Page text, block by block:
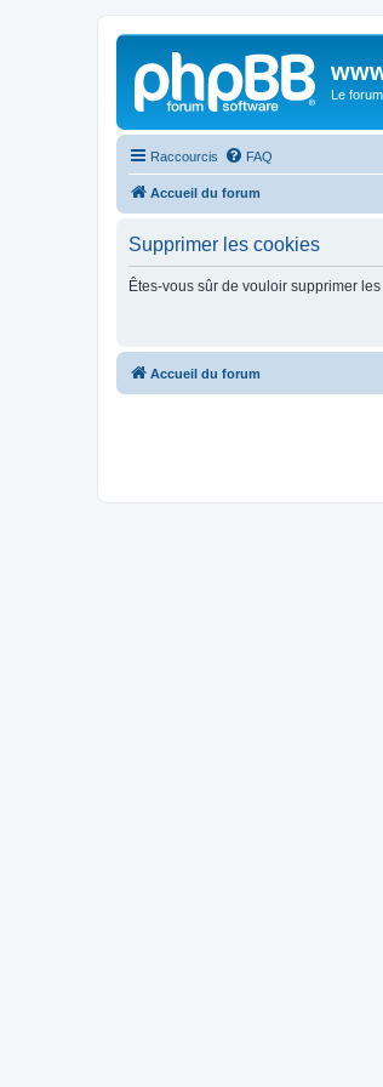
Le
Raccourcis FAQ
Accueil du forum
Supprimer les cookies
Êtes-vous sûr de vouloir supprimer
Accueil du forum